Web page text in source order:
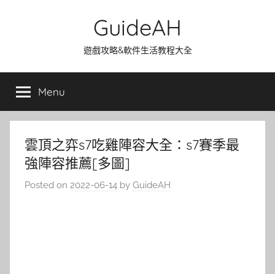
GuideAH
遊戲攻略&軟件生活教程大全
Menu
雲頂之弈s7吃雞陣容大全：s7賽季最
強陣容推薦[多圖]
Posted on 2022-06-14 by GuideAH